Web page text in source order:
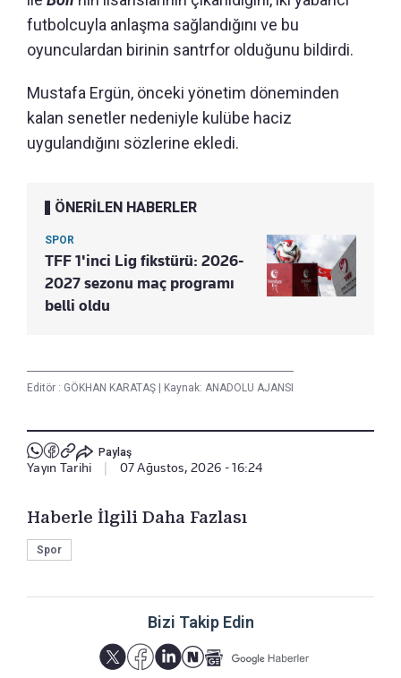
futbolcuyla anlaşma sağlandığını ve bu
oyunculardan birinin santrfor olduğunu bildirdi.
Mustafa Ergün, önceki yönetim döneminden
kalan senetler nedeniyle kulübe haciz
uygulandığını sözlerine ekledi.
ÖNERİLEN HABERLER
SPOR
TFF 1'inci Lig fikstürü: 2026-
2027 sezonu maç programı
belli oldu
Editör : GÖKHAN KARATAŞ Kaynak: ANADOLU AJANSI
Paylaş
Yayın Tarihi 07 Ağustos, 2026 - 16:24
Haberle İlgili Daha Fazlası
Spor
Bizi Takip Edin